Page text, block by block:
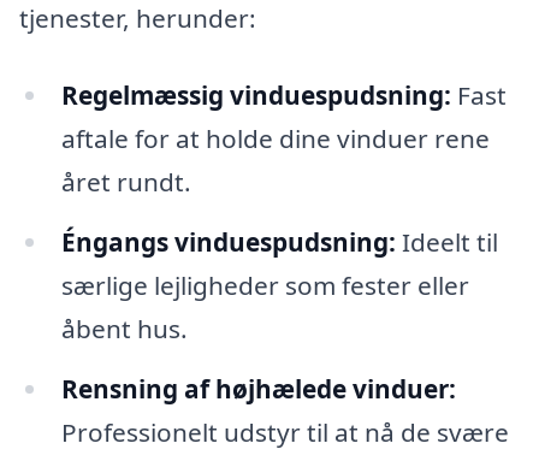
tjenester, herunder:
Regelmæssig vinduespudsning: Fast
aftale for at holde dine vinduer rene
året rundt.
Éngangs vinduespudsning: Ideelt til
særlige lejligheder som fester eller
åbent hus.
Rensning af højhælede vinduer:
Professionelt udstyr til at nå de svære